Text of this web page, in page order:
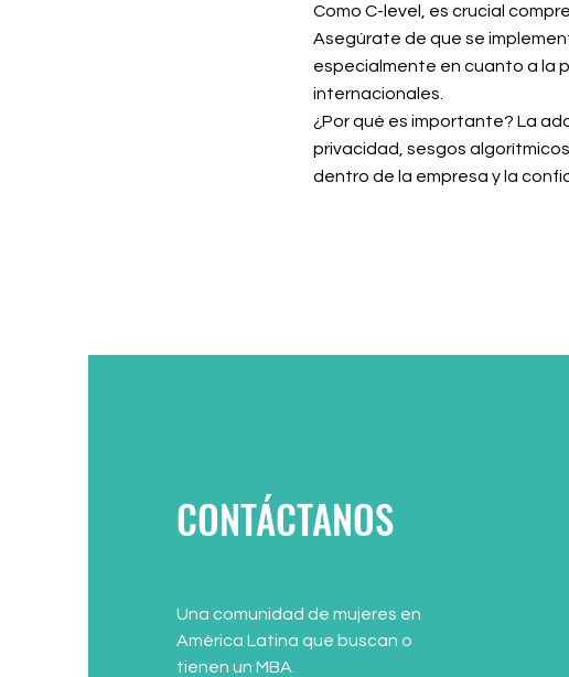
Como C-level, es crucial
Asegúrate de que se
especialmente en cuanto a la
internacionales.
¿Por qué es importante? La
privacidad, sesgos
dentro de la empresa y la
CONTÁCTANOS
Una comunidad de mujeres en
América Latina que buscan o
tienen un MBA.